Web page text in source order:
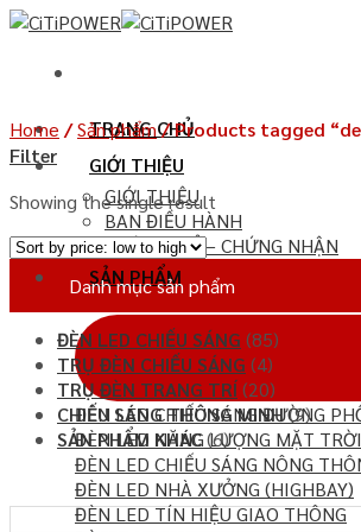
Chuyển
TRANG CHỦ
GIỚI THIỆU
GIỚI THIỆU
BAN ĐIỀU HÀNH
CHỨNG CHỈ – CHỨNG NHẬN
SẢN PHẨM
ĐÈN LED CHIẾU SÁNG ĐƯỜNG
ĐÈN LED NĂNG LƯỢNG MẶT TRỜI
ĐÈN LED CHIẾU SÁNG NÔNG
ĐÈN LED NHÀ XƯỞNG (HIGHBAY)
ĐÈN LED TÍN HIỆU GIAO THÔNG
Home /Sản phẩm /Products tagged
Filter
Showing the single result
Danh mục sản phẩm
ĐÈN LED CHIẾU SÁNG (85)
TRỤ ĐÈN CHIẾU SÁNG (4)
TRỤ ĐÈN TRANG TRÍ(20)
CHIẾU SÁNG THÔNG MINH(9)
SẢN PHẨM KHÁC(6)